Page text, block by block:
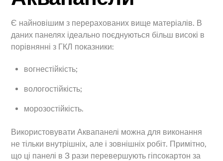
Є найновішим з перерахованих вище матеріалів. В
даних панелях ідеально поєднуються більш високі в
порівнянні з ГКЛ показники:
вогнестійкість;
вологостійкість;
морозостійкість.
Використовувати Аквапанелі можна для виконання
не тільки внутрішніх, але і зовнішніх робіт. Примітно,
що ці панелі в 3 рази перевершують гіпсокартон за